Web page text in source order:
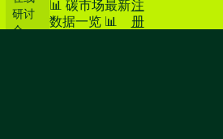
研讨
会
📊 碳市场最新
数据一览 📊
注
册